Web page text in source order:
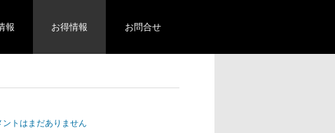
報 お得情報 お問合せ
ントはまだありません